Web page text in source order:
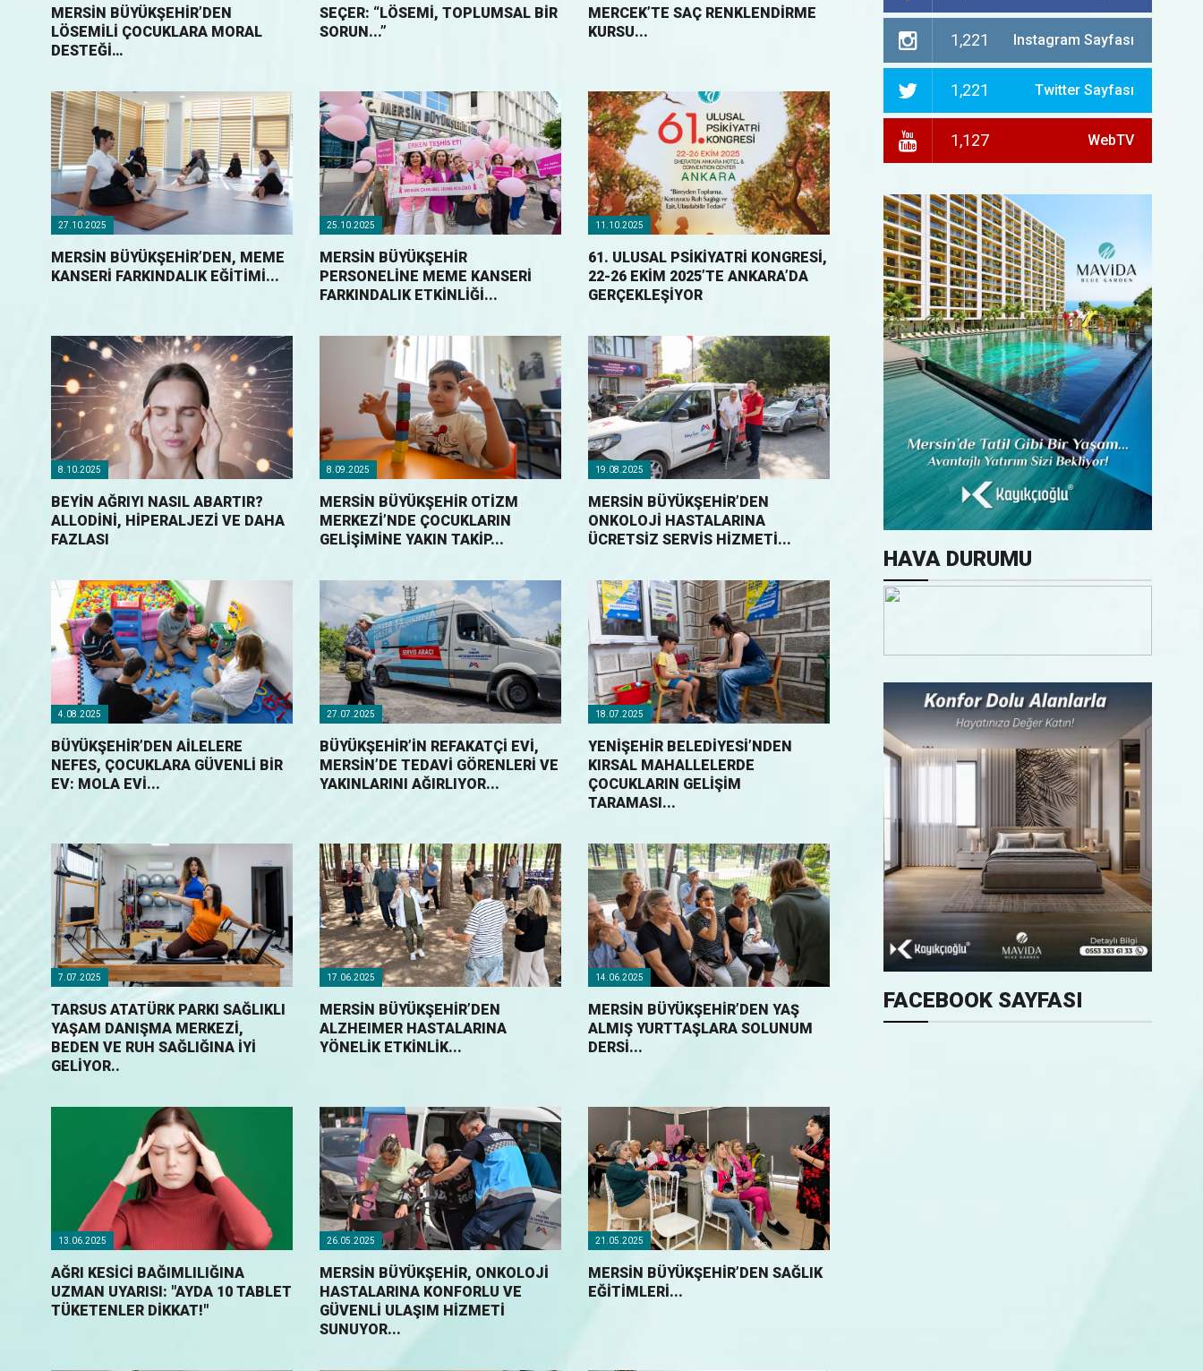
MERSİN BÜYÜKŞEHİR’DEN
LÖSEMİLİ ÇOCUKLARA MORAL
DESTEĞİ…
SEÇER: “LÖSEMİ, TOPLUMSAL BİR
SORUN...”
MERCEK’TE SAÇ RENKLENDIRME
KURSU...
27.10.2025
MERSİN BÜYÜKŞEHİR’DEN, MEME
KANSERİ FARKINDALIK EĞİTİMİ...
25.10.2025
MERSİN BÜYÜKŞEHİR
PERSONELİNE MEME KANSERİ
FARKINDALIK ETKİNLİĞİ...
11.10.2025
61. ULUSAL PSIKIYATRI KONGRESI,
22-26 EKIM 2025’TE ANKARA’DA
GERÇEKLEŞIYOR
8.10.2025
BEYIN AĞRIYI NASIL ABARTIR?
ALLODINI, HIPERALJEZI VE DAHA
FAZLASI
8.09.2025
MERSİN BÜYÜKŞEHİR OTİZM
MERKEZİ’NDE ÇOCUKLARIN
GELİŞİMİNE YAKIN TAKİP...
19.08.2025
MERSİN BÜYÜKŞEHİR’DEN
ONKOLOJİ HASTALARINA
ÜCRETSİZ SERVİS HİZMETİ...
4.08.2025
BÜYÜKŞEHİR’DEN AİLELERE
NEFES, ÇOCUKLARA GÜVENLİ BİR
EV: MOLA EVİ...
27.07.2025
BÜYÜKŞEHİR’İN REFAKATÇİ EVİ,
MERSİN’DE TEDAVİ GÖRENLERİ VE
YAKINLARINI AĞIRLIYOR...
18.07.2025
YENIŞEHIR BELEDIYESI’NDEN
KIRSAL MAHALLELERDE
ÇOCUKLARIN GELIŞIM
TARAMASI...
7.07.2025
TARSUS ATATÜRK PARKI SAĞLIKLI
YAŞAM DANIŞMA MERKEZİ,
BEDEN VE RUH SAĞLIĞINA İYİ
GELİYOR..
17.06.2025
MERSİN BÜYÜKŞEHİR’DEN
ALZHEIMER HASTALARINA
YÖNELİK ETKİNLİK...
14.06.2025
MERSİN BÜYÜKŞEHİR’DEN YAŞ
ALMIŞ YURTTAŞLARA SOLUNUM
DERSİ...
13.06.2025
AĞRI KESICI BAĞIMLILIĞINA
UZMAN UYARISI: "AYDA 10 TABLET
TÜKETENLER DIKKAT!"
26.05.2025
MERSİN BÜYÜKŞEHİR, ONKOLOJİ
HASTALARINA KONFORLU VE
GÜVENLİ ULAŞIM HİZMETİ
SUNUYOR...
21.05.2025
MERSİN BÜYÜKŞEHİR’DEN SAĞLIK
EĞİTİMLERİ...
1,221 Instagram Sayfası
1,221 Twitter Sayfası
1,127 WebTV
HAVA DURUMU
FACEBOOK SAYFASI